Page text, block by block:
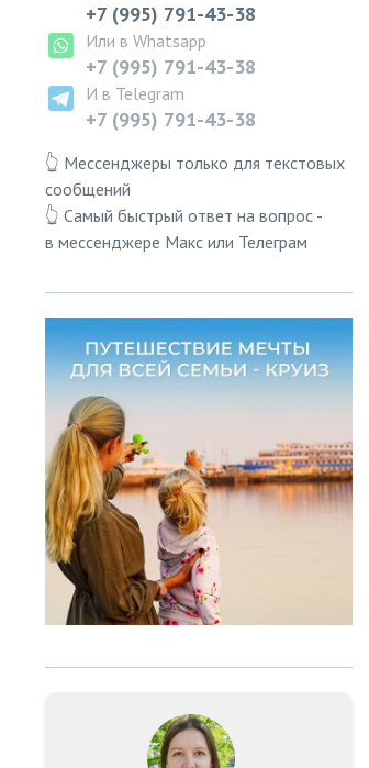
+7 (995) 791-43-38
Или в Whatsapp
+7 (995) 791-43-38
И в Telegram
+7 (995) 791-43-38
👆 Мессенджеры только для текстовых
сообщений
👆 Самый быстрый ответ на вопрос -
в мессенджере Макс или Телеграм